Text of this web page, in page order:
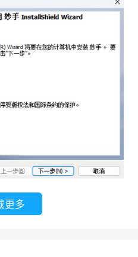
软件中一些对于小说
加了贴心的辅助功能，让
心应手、方便快捷
可以帮助作家在写作
看故事角色信息等
用户进行在线素材搜
更多